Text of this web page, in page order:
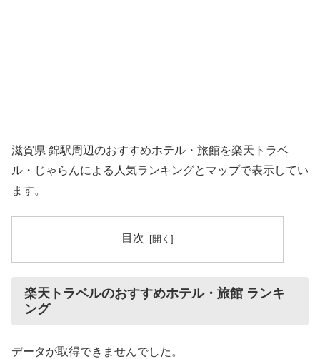
滋賀県 錦駅周辺のおすすめホテル・旅館を楽天トラベ
ル・じゃらんによる人気ランキングとマップで表示してい
ます。
目次
楽天トラベルのおすすめホテル・旅館 ランキ
ング
データが取得できませんでした。